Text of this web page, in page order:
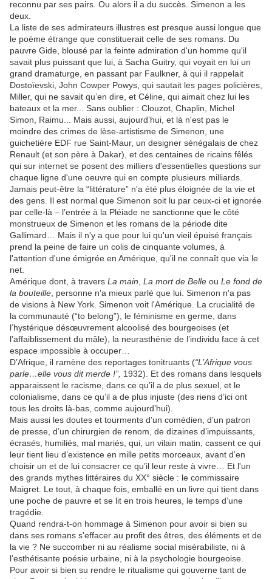
reconnu par ses pairs. Ou alors il a du succès. Simenon a les
deux.
La liste de ses admirateurs illustres est presque aussi longue que
le poème étrange que constituerait celle de ses romans. Du
pauvre Gide, blousé par la feinte admiration d'un homme qu'il
savait plus puissant que lui, à Sacha Guitry, qui voyait en lui un
grand dramaturge, en passant par Faulkner, à qui il rappelait
Dostoïevski, John Cowper Powys, qui sautait les pages policières,
Miller, qui ne savait qu’en dire, et Céline, qui aimait chez lui les
bateaux et la mer... Sans oublier : Clouzot, Chaplin, Michel
Simon, Raimu... Mais aussi, aujourd’hui, et là n'est pas le
moindre des crimes de lèse-artistisme de Simenon, une
guichetière EDF rue Saint-Maur, un designer sénégalais de chez
Renault (et son père à Dakar), et des centaines de ricains fêlés
qui sur internet se posent des milliers d'essentielles questions sur
chaque ligne d'une oeuvre qui en compte plusieurs milliards.
Jamais peut-être la “littérature” n'a été plus éloignée de la vie et
des gens. Il est normal que Simenon soit lu par ceux-ci et ignorée
par celle-là – l’entrée à la Pléiade ne sanctionne que le côté
monstrueux de Simenon et les romans de la période dite
Gallimard… Mais il n'y a que pour lui qu'un vieil épuisé français
prend la peine de faire un colis de cinquante volumes, à
l'attention d'une émigrée en Amérique, qu'il ne connaît que via le
net.
Amérique dont, à travers La main La mort de Belle ou Le fond de
la bouteille , personne n'a mieux parlé que lui. Simenon n'a pas
de visions à New York. Simenon voit l'Amérique. La crucialité de
la communauté (“to belong”), le féminisme en germe, dans
l’hystérique désœuvrement alcoolisé des bourgeoises (et
l’affaiblissement du mâle), la neurasthénie de l’individu face à cet
espace impossible à occuper…
D’Afrique, il ramène des reportages tonitruants (“L’Afrique vous
parle…elle vous dit merde !”, 1932). Et des romans dans lesquels
apparaissent le racisme, dans ce qu’il a de plus sexuel, et le
colonialisme, dans ce qu’il a de plus injuste (des riens d’ici ont
tous les droits là-bas, comme aujourd’hui).
Mais aussi les doutes et tourments d’un comédien, d’un patron
de presse, d’un chirurgien de renom, de dizaines d’impuissants,
écrasés, humiliés, mal mariés, qui, un vilain matin, cassent ce qui
leur tient lieu d’existence en mille petits morceaux, avant d’en
choisir un et de lui consacrer ce qu’il leur reste à vivre… Et l'un
des grands mythes littéraires du XX° siècle : le commissaire
Maigret. Le tout, à chaque fois, emballé en un livre qui tient dans
une poche de pauvre et se lit en trois heures, le temps d’une
tragédie.
Quand rendra-t-on hommage à Simenon pour avoir si bien su
dans ses romans s'effacer au profit des êtres, des éléments et de
la vie ? Ne succomber ni au réalisme social misérabiliste, ni à
l’esthétisante poésie urbaine, ni à la psychologie bourgeoise.
Pour avoir si bien su rendre le ritualisme qui gouverne tant de